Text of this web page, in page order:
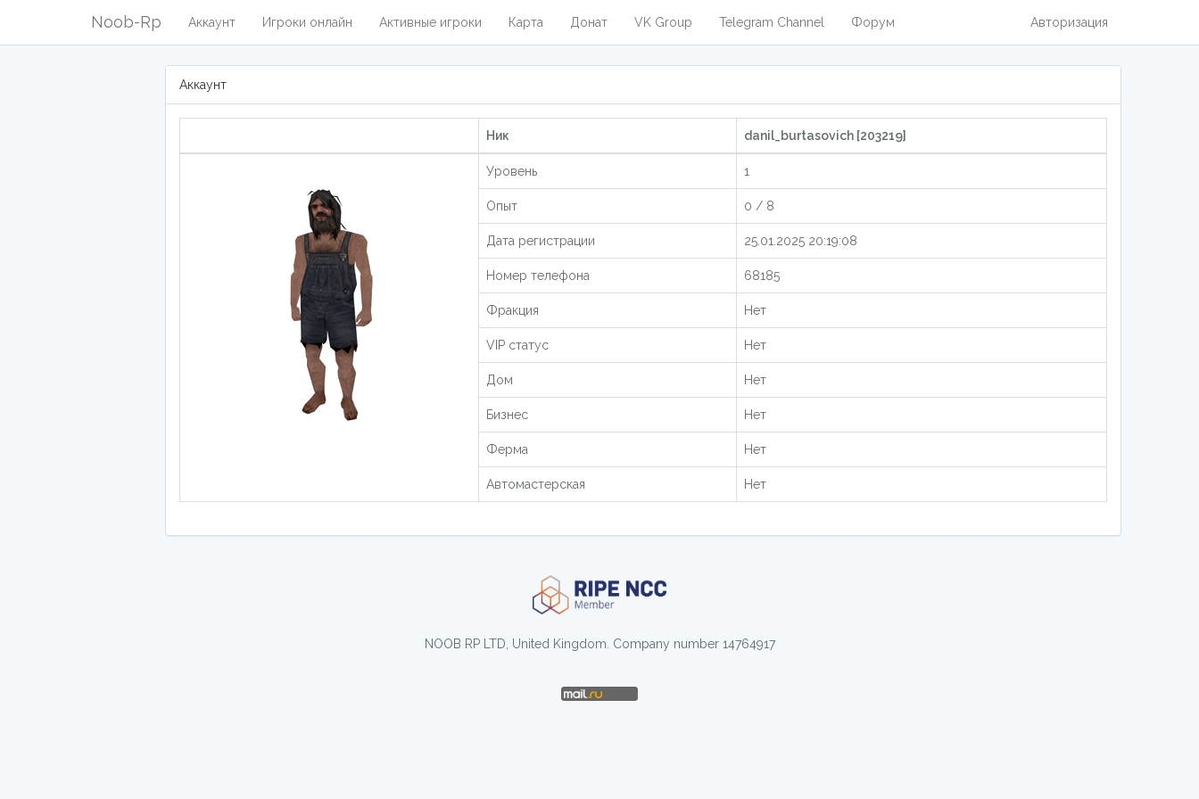
Noob-Rp Аккаунт Игроки онлайн Активные игроки Карта Донат VK Group Telegram Channel Форум Авторизация
Аккаунт
Ник danil_burtasovich [203219]
Уровень 1
Опыт 0 / 8
Дата регистрации 25.01.2025 20:19:08
Номер телефона 68185
Фракция Нет
VIP статус Нет
Дом Нет
Бизнес Нет
Ферма Нет
Автомастерская Нет
NOOB RP LTD, United Kingdom. Company number 14764917